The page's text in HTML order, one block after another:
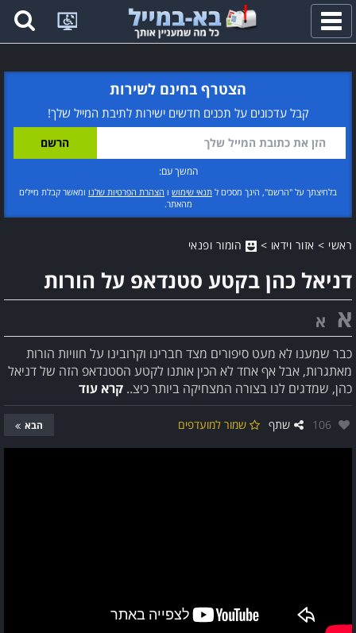
פתח
תפריט
הצטרף בחינם לשירות
קבל עדכונים על תכנים חדשים ישירות לתיבת המייל שלך!
המשך עם:
בלחיצתך על "הרשם", הינך מסכים ל תנאי שימוש ו הצהרת הפרטיות שלנו ומאשר קבלת מיילים
מהאתר.
ראשי > אזור וידאו > הומור ופנאי
דניאל כהן בקטע סטנדאפ על הורות
א א
כבר שמענו לא מעט סיפורים מצד חברינו וקרובינו על חוויות הורות
מאתגרות, אבל אף אחד לא הכין אותנו לקטע הסטנדאפ הזה של דניאל
כהן, שמדגים לנו בצורה המצחיקה ביותר כיצ.. קרא עוד
אהבו:
106 שתף שמור למועדפים הבא